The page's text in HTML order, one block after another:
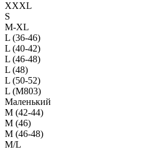
XXXL
S
M-XL
L (36-46)
L (40-42)
L (46-48)
L (48)
L (50-52)
L (M803)
Маленький
М (42-44)
M (46)
M (46-48)
M/L